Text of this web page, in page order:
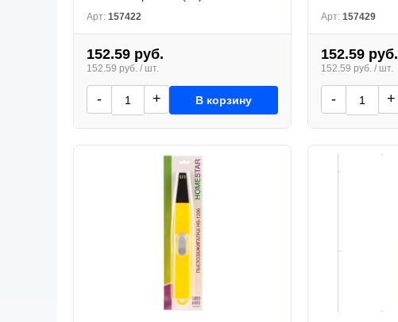
Арт: 157422
152.59 руб.
152.59 руб. / шт.
- + В корзину
Арт: 157429
152.59 руб.
152.59 руб. / шт.
- +